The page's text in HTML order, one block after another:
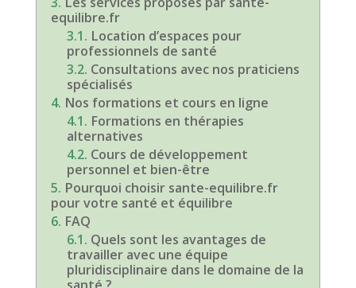
equilibre.fr
Location d’espaces pour
professionnels de santé
Consultations avec nos praticiens
spécialisés
Nos formations et cours en ligne
Formations en thérapies
alternatives
Cours de développement
personnel et bien-être
Pourquoi choisir sante-equilibre.fr
pour votre santé et équilibre
FAQ
Quels sont les avantages de
travailler avec une équipe
pluridisciplinaire dans le domaine de la